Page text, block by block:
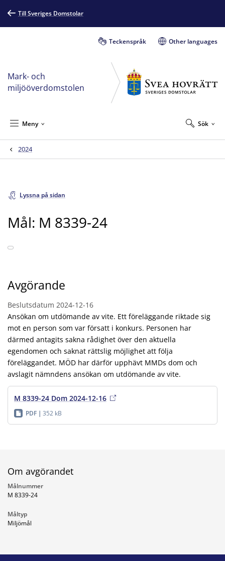
Till Sveriges Domstolar
Teckenspråk Other languages
Mark- och
miljööverdomstolen
Sök
Meny
2024
Lyssna på sidan
Mål: M 8339-24
Avgörande
Beslutsdatum 2024-12-16
Ansökan om utdömande av vite. Ett föreläggande riktade sig
mot en person som var försatt i konkurs. Personen har
därmed antagits sakna rådighet över den aktuella
egendomen och saknat rättslig möjlighet att följa
föreläggandet. MÖD har därför upphävt MMDs dom och
avslagit nämndens ansökan om utdömande av vite.
M 8339-24 Dom 2024-12-16
PDF 352 kB
Om avgörandet
Målnummer
M 8339-24
Måltyp
Miljömål